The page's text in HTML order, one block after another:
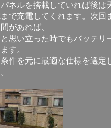
ネルを搭載していれば後は
で充電してくれます。次回
があれば、
思い立った時でもバッテリ
す。
件を元に最適な仕様を選定